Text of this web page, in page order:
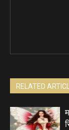
RELATED